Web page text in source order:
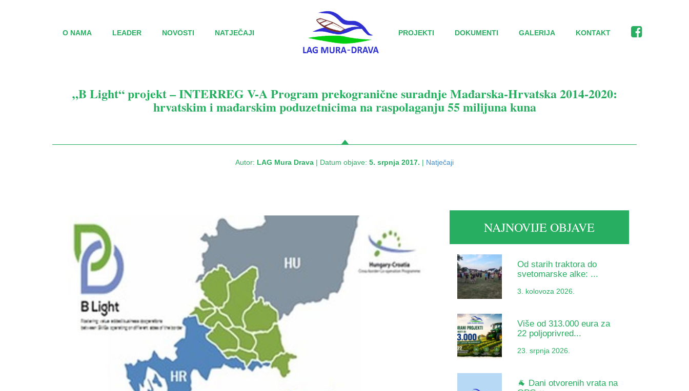
O NAMA LEADER NOVOSTI NATJEČAJI PROJEKTI DOKUMENTI GALERIJA KONTAKT
„B Light“ projekt – INTERREG V-A Program prekogranične suradnje Mađarska-Hrvatska 2014-2020:
hrvatskim i mađarskim poduzetnicima na raspolaganju 55 milijuna kuna
Autor: LAG Mura Drava | Datum objave: 5. srpnja 2017. | Natječaji
NAJNOVIJE OBJAVE
Od starih traktora do
svetomarske alke: ...
3. kolovoza 2026.
Više od 313.000 eura za
22 poljoprivred...
23. srpnja 2026.
🐐 Dani otvorenih vrata na